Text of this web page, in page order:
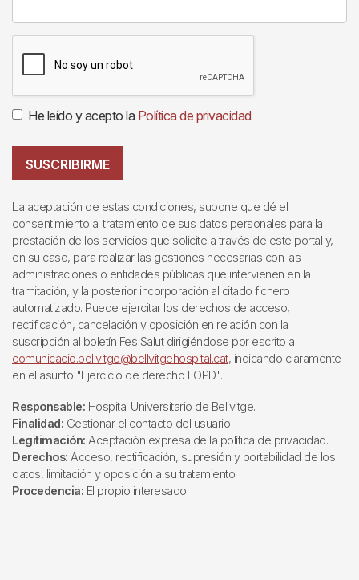
He leído y acepto la Política de privacidad
SUSCRIBIRME
La aceptación de estas condiciones, supone que dé el
consentimiento al tratamiento de sus datos personales para la
prestación de los servicios que solicite a través de este portal y,
en su caso, para realizar las gestiones necesarias con las
administraciones o entidades públicas que intervienen en la
tramitación, y la posterior incorporación al citado fichero
automatizado. Puede ejercitar los derechos de acceso,
rectificación, cancelación y oposición en relación con la
suscripción al boletín Fes Salut dirigiéndose por escrito a
comunicacio.bellvitge@bellvitgehospital.cat, indicando claramente
en el asunto "Ejercicio de derecho LOPD".
Responsable: Hospital Universitario de Bellvitge.
Finalidad: Gestionar el contacto del usuario
Legitimación: Aceptación expresa de la política de privacidad.
Derechos: Acceso, rectificación, supresión y portabilidad de los
datos, limitación y oposición a su tratamiento.
Procedencia: El propio interesado.